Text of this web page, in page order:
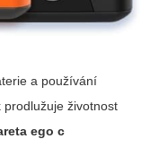
a používání
životnost
ego c